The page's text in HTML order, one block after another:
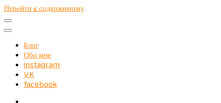
Перейти к содержимому
Блог
Обо мне
instagram
VK
facebook